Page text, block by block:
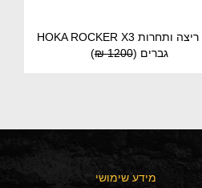
נעלי ריצה ותחרות HOKA ROCKER X3
גברים (
1200 ₪
)
מידע שימושי